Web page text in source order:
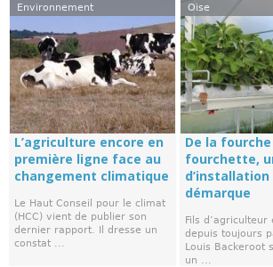
Environnement
L’agriculture encore en
première ligne face au
changement climatique
Le Haut Conseil pour le climat
(HCC) vient de publier son
dernier rapport. Il dresse un
constat ...
Oise
De la
fourchette,
d’installation
démarque
Fils d’agriculteur
depuis toujours
Louis Backeroot
un ...